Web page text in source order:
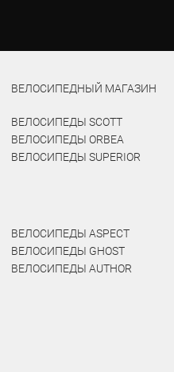
ВЕЛОСИПЕДНЫЙ МАГАЗИН
ВЕЛОСИПЕДЫ SCOTT
ВЕЛОСИПЕДЫ ORBEA
ВЕЛОСИПЕДЫ SUPERIOR
ВЕЛОСИПЕДЫ ASPECT
ВЕЛОСИПЕДЫ GHOST
ВЕЛОСИПЕДЫ AUTHOR